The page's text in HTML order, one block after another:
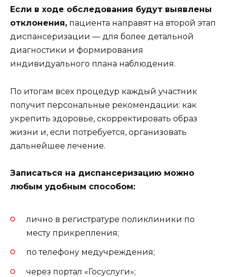
Если в ходе обследования будут выявлены
отклонения, пациента направят на второй этап
диспансеризации — для более детальной
диагностики и формирования
индивидуального плана наблюдения.
По итогам всех процедур каждый участник
получит персональные рекомендации: как
укрепить здоровье, скорректировать образ
жизни и, если потребуется, организовать
дальнейшее лечение.
Записаться на диспансеризацию можно
любым удобным способом:
лично в регистратуре поликлиники по
месту прикрепления;
по телефону медучреждения;
через портал «Госуслуги»;